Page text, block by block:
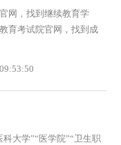
网，找到继续教育学
育考试院官网，找到成
大学”“医学院”“卫生职